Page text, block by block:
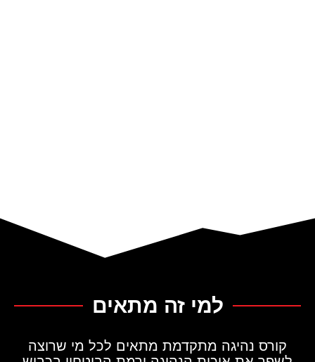
למי זה מתאים
קורס נהיגה מתקדמת מתאים לכל מי שרוצה